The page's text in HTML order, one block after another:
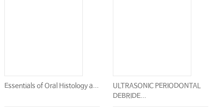
Essentials of Oral Histology a...
ULTRASONIC PERIODONTAL
DEBRIDE...